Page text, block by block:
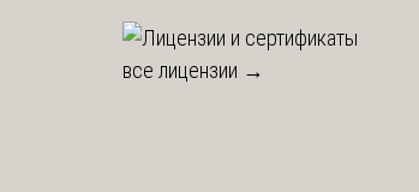
все лицензии →